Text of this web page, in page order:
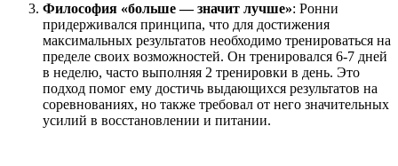
Философия «больше — значит лучше»: Ронни
придерживался принципа, что для достижения
максимальных результатов необходимо тренироваться на
пределе своих возможностей. Он тренировался 6-7 дней
в неделю, часто выполняя 2 тренировки в день. Это
подход помог ему достичь выдающихся результатов на
соревнованиях, но также требовал от него значительных
усилий в восстановлении и питании.